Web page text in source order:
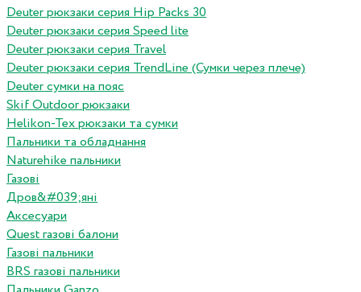
Deuter рюкзаки серия Hip Packs 30
Deuter рюкзаки серия Speed lite
Deuter рюкзаки серия Travel
Deuter рюкзаки серия TrendLine (Сумки через плече)
Deuter сумки на пояс
Skif Outdoor рюкзаки
Helikon-Tex рюкзаки та сумки
Пальники та обладнання
Naturehike пальники
Газові
Дров&#039;яні
Аксесуари
Quest газові балони
Газові пальники
BRS газові пальники